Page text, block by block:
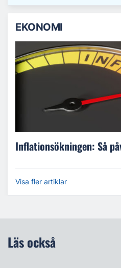
EKONOMI
Inflationsökningen: Så
Visa fler artiklar
Läs också